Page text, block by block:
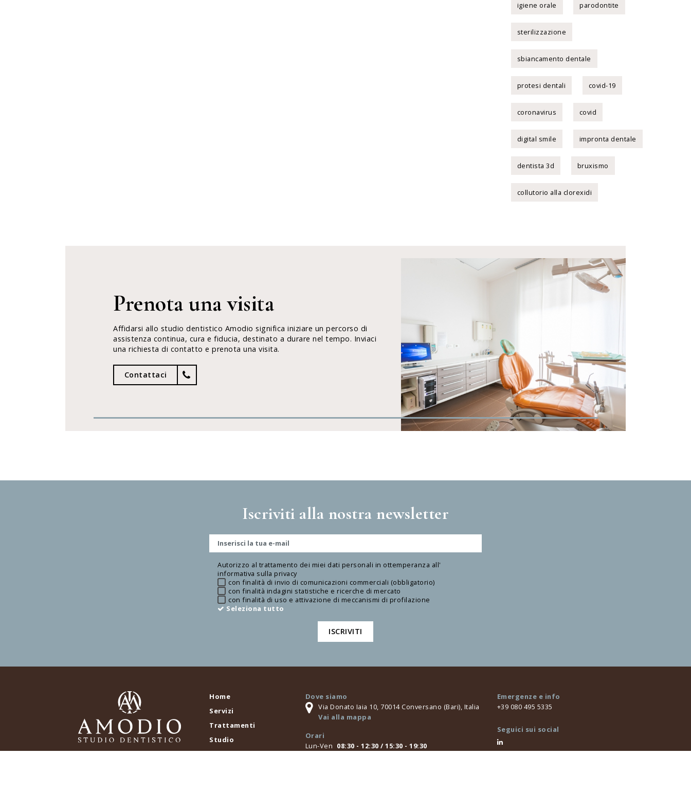
igiene orale parodontite
sterilizzazione
sbiancamento dentale
protesi dentali covid-19
coronavirus covid
digital smile impronta dentale
dentista 3d bruxismo
collutorio alla clorexidi
Prenota una visita
Affidarsi allo studio dentistico Amodio significa iniziare un percorso di
assistenza continua, cura e fiducia, destinato a durare nel tempo. Inviaci
una richiesta di contatto e prenota una visita.
Contattaci
Iscriviti alla nostra newsletter
Autorizzo al trattamento dei miei dati personali in ottemperanza all'
informativa sulla privacy
con finalità di invio di comunicazioni commerciali (obbligatorio)
con finalità indagini statistiche e ricerche di mercato
con finalità di uso e attivazione di meccanismi di profilazione
Seleziona tutto
ISCRIVITI
Home
Servizi
Trattamenti
Studio
Blog
Dove siamo
Via Donato Iaia 10, 70014 Conversano (Bari), Italia
Vai alla mappa
Orari
Lun-Ven 08:30 - 12:30 / 15:30 - 19:30
Emergenze e info
+39 080 495 5335
Seguici sui social